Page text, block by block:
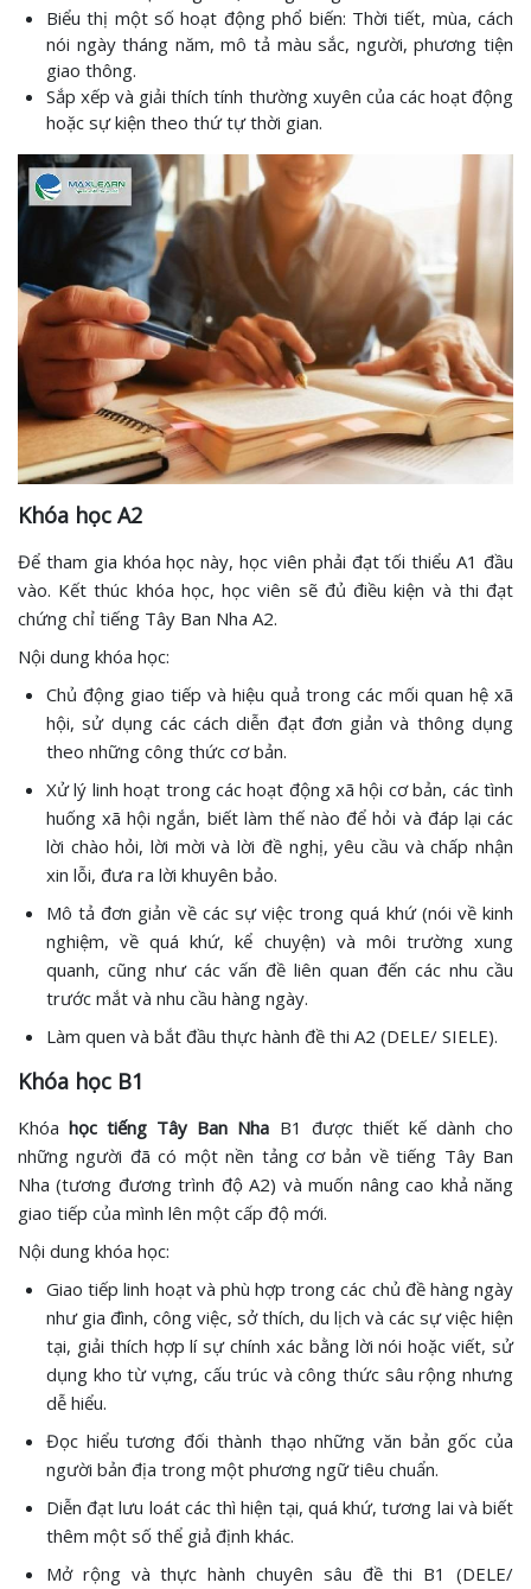
Biểu thị một số hoạt động phổ biến: Thời tiết, mùa, cách
nói ngày tháng năm, mô tả màu sắc, người, phương tiện
giao thông.
Sắp xếp và giải thích tính thường xuyên của các hoạt động
hoặc sự kiện theo thứ tự thời gian.
Khóa học A2
Để tham gia khóa học này, học viên phải đạt tối thiểu A1 đầu
vào. Kết thúc khóa học, học viên sẽ đủ điều kiện và thi đạt
chứng chỉ tiếng Tây Ban Nha A2.
Nội dung khóa học:
Chủ động giao tiếp và hiệu quả trong các mối quan hệ xã
hội, sử dụng các cách diễn đạt đơn giản và thông dụng
theo những công thức cơ bản.
Xử lý linh hoạt trong các hoạt động xã hội cơ bản, các tình
huống xã hội ngắn, biết làm thế nào để hỏi và đáp lại các
lời chào hỏi, lời mời và lời đề nghị, yêu cầu và chấp nhận
xin lỗi, đưa ra lời khuyên bảo.
Mô tả đơn giản về các sự việc trong quá khứ (nói về kinh
nghiệm, về quá khứ, kể chuyện) và môi trường xung
quanh, cũng như các vấn đề liên quan đến các nhu cầu
trước mắt và nhu cầu hàng ngày.
Làm quen và bắt đầu thực hành đề thi A2 (DELE/ SIELE).
Khóa học B1
Khóa học tiếng Tây Ban Nha B1 được thiết kế dành cho
những người đã có một nền tảng cơ bản về tiếng Tây Ban
Nha (tương đương trình độ A2) và muốn nâng cao khả năng
giao tiếp của mình lên một cấp độ mới.
Nội dung khóa học:
Giao tiếp linh hoạt và phù hợp trong các chủ đề hàng ngày
như gia đình, công việc, sở thích, du lịch và các sự việc hiện
tại, giải thích hợp lí sự chính xác bằng lời nói hoặc viết, sử
dụng kho từ vựng, cấu trúc và công thức sâu rộng nhưng
dễ hiểu.
Đọc hiểu tương đối thành thạo những văn bản gốc của
người bản địa trong một phương ngữ tiêu chuẩn.
Diễn đạt lưu loát các thì hiện tại, quá khứ, tương lai và biết
thêm một số thể giả định khác.
Mở rộng và thực hành chuyên sâu đề thi B1 (DELE/